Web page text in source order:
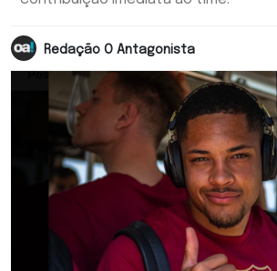
Redação O Antagonista